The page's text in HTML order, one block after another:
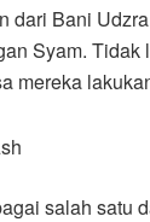
dari Bani
Syam.
mereka
salah satu